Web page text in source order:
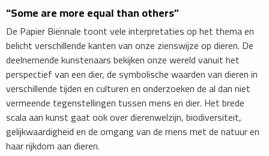
“Some are more equal than others”
De Papier Biënnale toont vele interpretaties op het thema en
belicht verschillende kanten van onze zienswijze op dieren. De
deelnemende kunstenaars bekijken onze wereld vanuit het
perspectief van een dier, de symbolische waarden van dieren in
verschillende tijden en culturen en onderzoeken de al dan niet
vermeende tegenstellingen tussen mens en dier. Het brede
scala aan kunst gaat ook over dierenwelzijn, biodiversiteit,
gelijkwaardigheid en de omgang van de mens met de natuur en
haar rijkdom aan dieren.